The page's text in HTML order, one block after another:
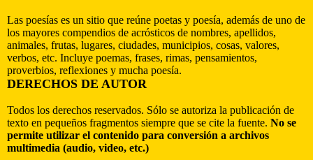
Las poesías es un sitio que reúne poetas y poesía, además de uno de
los mayores compendios de acrósticos de nombres, apellidos,
animales, frutas, lugares, ciudades, municipios, cosas, valores,
verbos, etc. Incluye poemas, frases, rimas, pensamientos,
proverbios, reflexiones y mucha poesía.
DERECHOS DE AUTOR
Todos los derechos reservados. Sólo se autoriza la publicación de
texto en pequeños fragmentos siempre que se cite la fuente. No se
permite utilizar el contenido para conversión a archivos
multimedia (audio, video, etc.)